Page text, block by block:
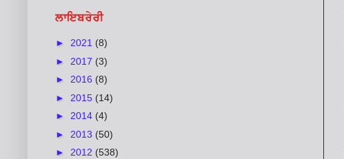
ਲਾਇਬਰੇਰੀ
► 2021 (8)
► 2017 (3)
► 2016 (8)
► 2015 (14)
► 2014 (4)
► 2013 (50)
► 2012 (538)